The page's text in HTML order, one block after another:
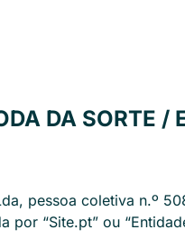
DA SORTE
pessoa coletiva n.º
“Site.pt” ou